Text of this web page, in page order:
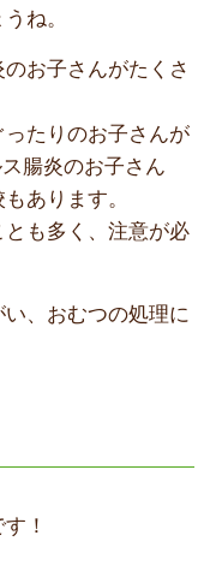
ね。
お子さんがたくさ
たりのお子さんが
腸炎のお子さん
あります。
も多く、注意が必
、おむつの処理に
！